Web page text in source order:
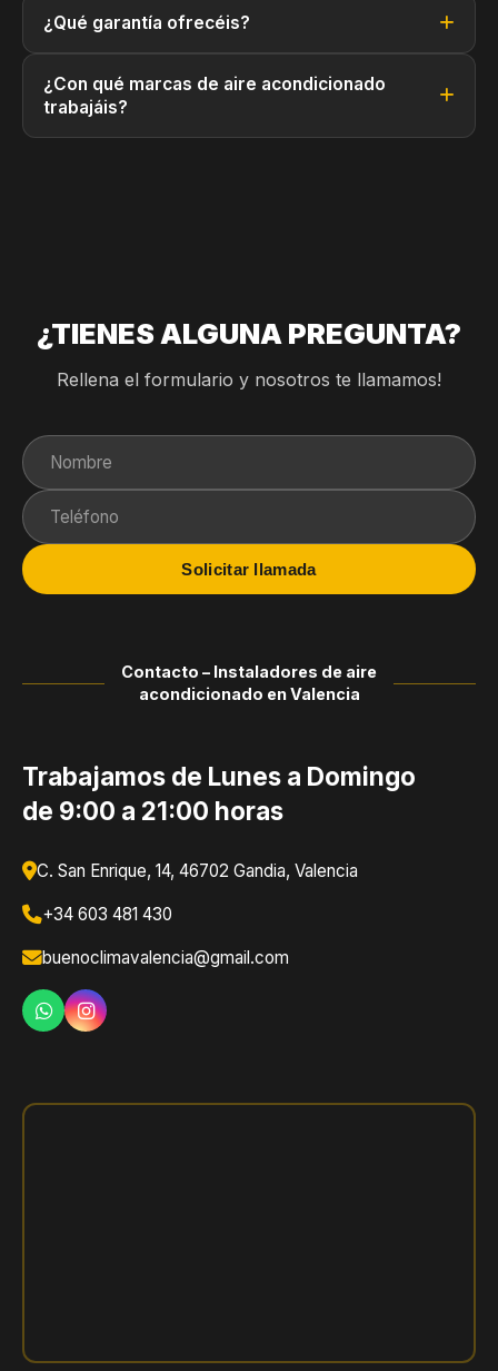
¿Qué garantía ofrecéis?
¿Con qué marcas de aire acondicionado
trabajáis?
¿TIENES ALGUNA PREGUNTA?
Rellena el formulario y nosotros te llamamos!
Solicitar llamada
Contacto – Instaladores de aire
acondicionado en Valencia
Trabajamos de Lunes a Domingo
de 9:00 a 21:00 horas
C. San Enrique, 14, 46702 Gandia, Valencia
+34 603 481 430
buenoclimavalencia@gmail.com